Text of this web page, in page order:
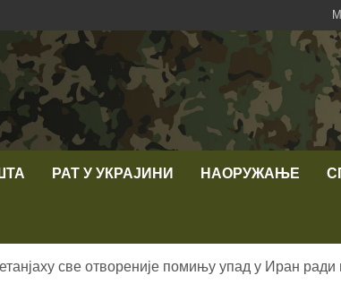
РАТ У УКРАЈИНИ НАОРУЖАЊЕ
све отвореније помињу упад у Иран